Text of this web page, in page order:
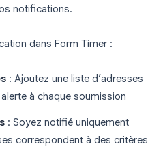
notifications.
dans Form Timer :
: Ajoutez une liste d’adresses
à chaque soumission
: Soyez notifié uniquement
correspondent à des critères